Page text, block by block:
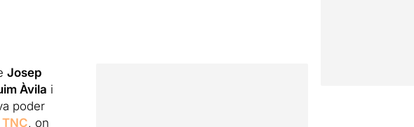
Josep
Àvila i
poder
TNC, on